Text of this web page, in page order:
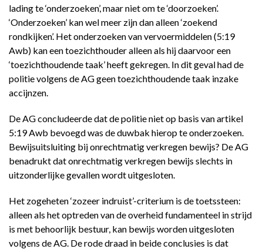
lading te ‘onderzoeken’, maar niet om te ‘doorzoeken’.
‘Onderzoeken’ kan wel meer zijn dan alleen ‘zoekend
rondkijken’. Het onderzoeken van vervoermiddelen (5:19
Awb) kan een toezichthouder alleen als hij daarvoor een
‘toezichthoudende taak’ heeft gekregen. In dit geval had de
politie volgens de AG geen toezichthoudende taak inzake
accijnzen.
De AG concludeerde dat de politie niet op basis van artikel
5:19 Awb bevoegd was de duwbak hierop te onderzoeken.
Bewijsuitsluiting bij onrechtmatig verkregen bewijs? De AG
benadrukt dat onrechtmatig verkregen bewijs slechts in
uitzonderlijke gevallen wordt uitgesloten.
Het zogeheten ‘zozeer indruist’-­criterium is de toetssteen:
alleen als het optreden van de overheid fundamenteel in strijd
is met behoorlijk bestuur, kan bewijs worden uitgesloten
volgens de AG. De rode draad in beide conclusies is dat